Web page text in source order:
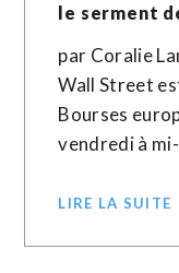
le serment
par Coralie
Wall Street
Bourses
vendredi à
LIRE LA SUITE